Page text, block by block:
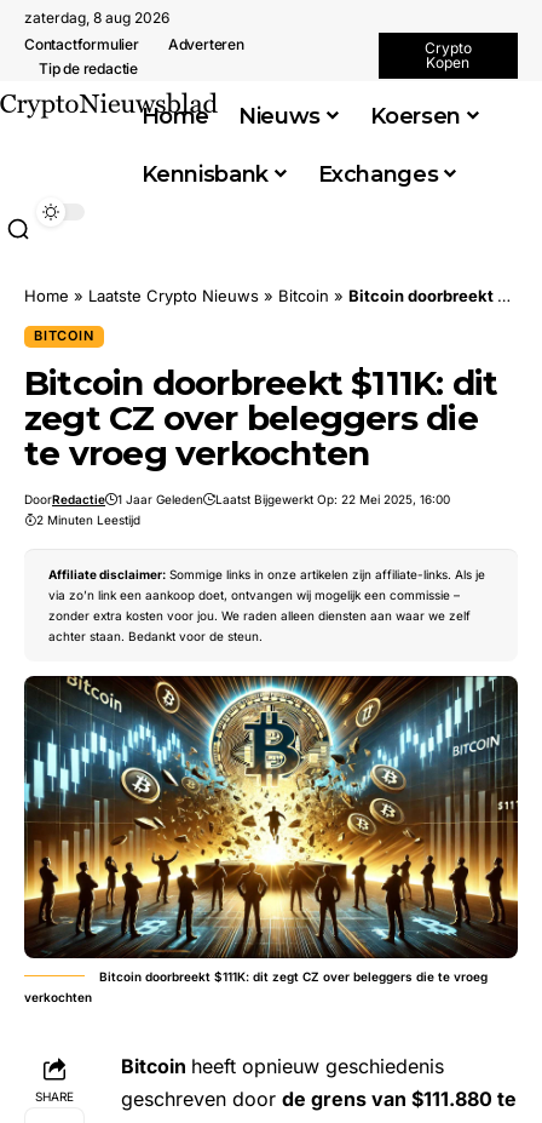
zaterdag, 8 aug 2026
Contactformulier
Adverteren
Tip de redactie
Crypto
Kopen
Home Nieuws Koersen
Kennisbank Exchanges
Home » Laatste Crypto Nieuws » Bitcoin » Bitcoin doorbreekt $111K: dit zegt CZ over beleggers die te vroeg verkochten
BITCOIN
Bitcoin doorbreekt $111K: dit
zegt CZ over beleggers die
te vroeg verkochten
DoorRedactie 1 Jaar Geleden
Laatst Bijgewerkt Op: 22 Mei 2025, 16:00
2 Minuten Leestijd
Affiliate disclaimer: Sommige links in onze artikelen zijn affiliate-links. Als je
via zo’n link een aankoop doet, ontvangen wij mogelijk een commissie –
zonder extra kosten voor jou. We raden alleen diensten aan waar we zelf
achter staan. Bedankt voor de steun.
Bitcoin doorbreekt $111K: dit zegt CZ over beleggers die te vroeg
verkochten
SHARE
Bitcoin heeft opnieuw geschiedenis
geschreven door de grens van $111.880 te